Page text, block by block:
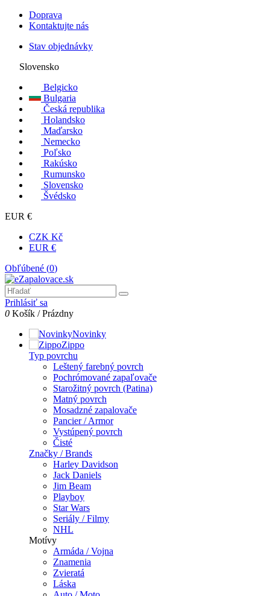
Doprava
Kontaktujte nás
Stav objednávky
Slovensko
Belgicko
Bulgaria
Česká republika
Holandsko
Maďarsko
Nemecko
Poľsko
Rakúsko
Rumunsko
Slovensko
Švédsko
EUR €
CZK Kč
EUR €
Obľúbené (0)
Prihlásiť sa
0 Košík /Prázdny
Novinky
Zippo
Typ povrchu
Leštený farebný povrch
Pochrómované zapaľovače
Starožitný povrch (Patina)
Matný povrch
Mosadzné zapalovače
Pancier / Armor
Vystúpený povrch
Čisté
Značky / Brands
Harley Davidson
Jack Daniels
Jim Beam
Playboy
Star Wars
Seriály / Filmy
NHL
Motívy
Armáda / Vojna
Znamenia
Zvieratá
Láska